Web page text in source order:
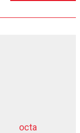
octa
dziļurbums